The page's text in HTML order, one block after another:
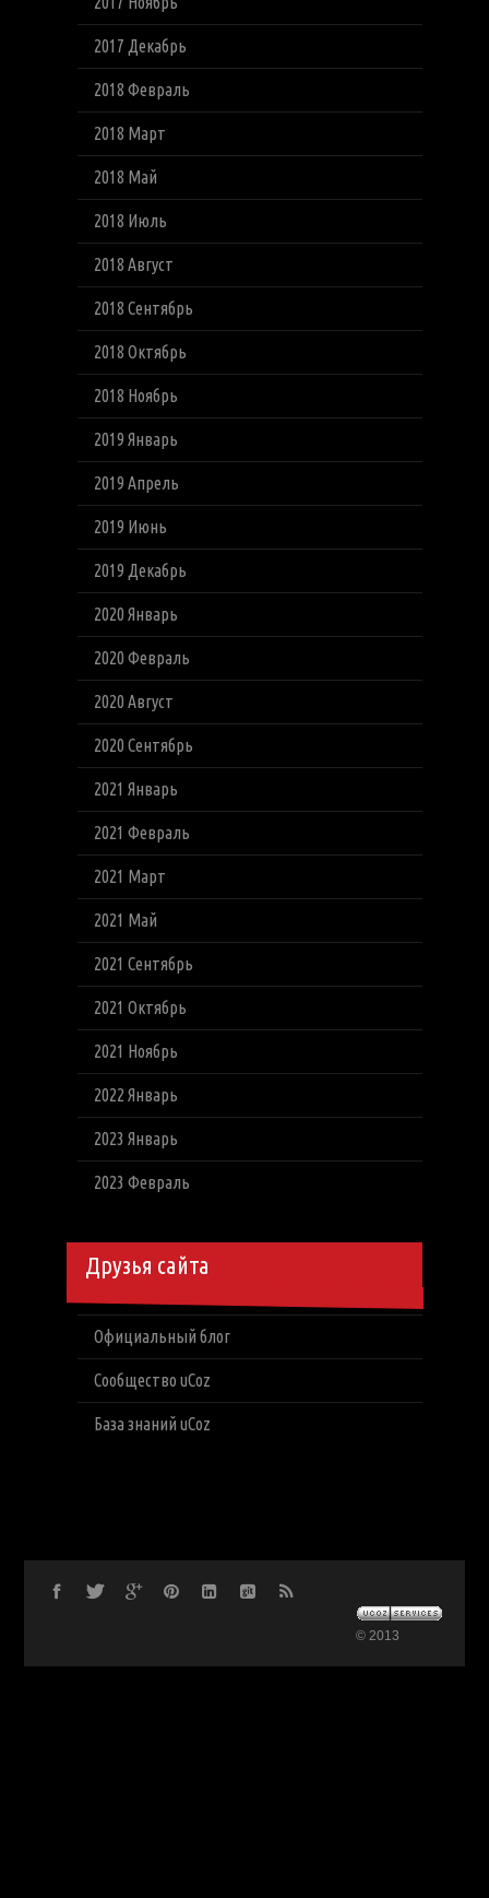
2017 Декабрь
2018 Февраль
2018 Март
2018 Май
2018 Июль
2018 Август
2018 Сентябрь
2018 Октябрь
2018 Ноябрь
2019 Январь
2019 Апрель
2019 Июнь
2019 Декабрь
2020 Январь
2020 Февраль
2020 Август
2020 Сентябрь
2021 Январь
2021 Февраль
2021 Март
2021 Май
2021 Сентябрь
2021 Октябрь
2021 Ноябрь
2022 Январь
2023 Январь
2023 Февраль
Друзья сайта
Официальный блог
Сообщество uCoz
База знаний uCoz
© 2013